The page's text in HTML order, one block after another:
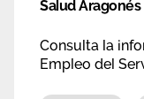
Transparencia
Servicios
Actualidad
Salud Aragonés
Consulta la
Empleo del